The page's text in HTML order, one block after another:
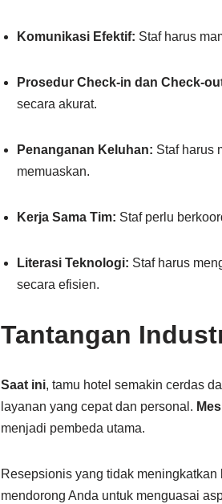
Komunikasi Efektif: Staf harus
Prosedur Check-in dan Check-
secara akurat.
Penanganan Keluhan: Staf harus
memuaskan.
Kerja Sama Tim: Staf perlu
Literasi Teknologi: Staf harus
secara efisien.
Tantangan
Saat ini, tamu hotel semakin cerdas
layanan yang cepat dan personal.
menjadi pembeda utama.
Resepsionis yang tidak
mendorong Anda untuk menguasai